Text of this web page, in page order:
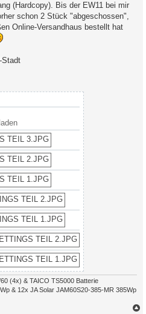
(Hardcopy). Bis der EW11 bei mir
schon 2 Stück "abgeschossen",
Online-Versandhaus bestellt hat
Stadt
(4x) & TAICO TS5000 Batterie
& 12x JA Solar JAM60S20-385-MR 385Wp